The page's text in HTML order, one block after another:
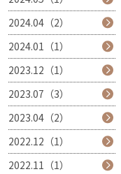
2024.04（2）
2024.01（1）
2023.12（1）
2023.07（3）
2023.04（2）
2022.12（1）
2022.11（1）